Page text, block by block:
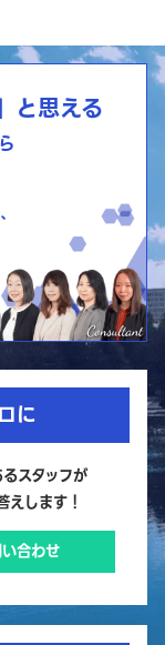
と思える
に
スタッフが
えします！
合わせ